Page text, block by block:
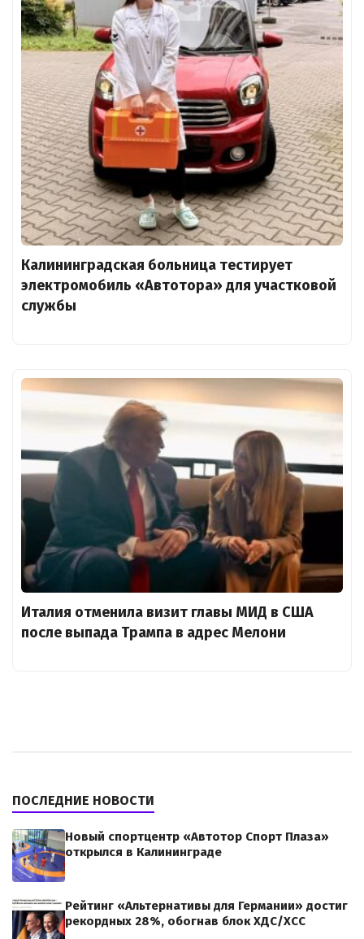
Калининградская больница тестирует
электромобиль «Автотора» для участковой
службы
Италия отменила визит главы МИД в США
после выпада Трампа в адрес Мелони
ПОСЛЕДНИЕ НОВОСТИ
Новый спортцентр «Автотор Спорт Плаза»
открылся в Калининграде
Рейтинг «Альтернативы для Германии» достиг
рекордных 28%, обогнав блок ХДС/ХСС